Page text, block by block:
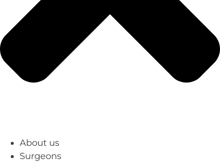
About us
Surgeons